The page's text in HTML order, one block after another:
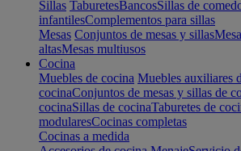
Sillas TaburetesBancosSillas de
infantilesComplementos para sillas
Mesas Conjuntos de mesas y sillas
altasMesas multiusos
Cocina
Muebles de cocina Muebles auxiliares
cocinaConjuntos de mesas y sillas de
cocinaSillas de cocinaTaburetes de
modularesCocinas completas
Cocinas a medida